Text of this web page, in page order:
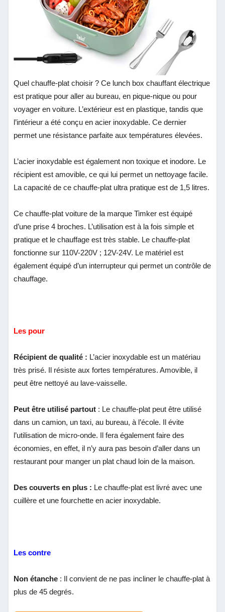
Quel chauffe-plat choisir ? Ce lunch box chauffant électrique
est pratique pour aller au bureau, en pique-nique ou pour
voyager en voiture. L’extérieur est en plastique, tandis que
l’intérieur a été conçu en acier inoxydable. Ce dernier
permet une résistance parfaite aux températures élevées.
L’acier inoxydable est également non toxique et inodore. Le
récipient est amovible, ce qui lui permet un nettoyage facile.
La capacité de ce chauffe-plat ultra pratique est de 1,5 litres.
Ce chauffe-plat voiture de la marque Timker est équipé
d’une prise 4 broches. L’utilisation est à la fois simple et
pratique et le chauffage est très stable. Le chauffe-plat
fonctionne sur 110V-220V ; 12V-24V. Le matériel est
également équipé d’un interrupteur qui permet un contrôle de
chauffage.
Les pour
Récipient de qualité : L’acier inoxydable est un matériau
très prisé. Il résiste aux fortes températures. Amovible, il
peut être nettoyé au lave-vaisselle.
Peut être utilisé partout : Le chauffe-plat peut être utilisé
dans un camion, un taxi, au bureau, à l’école. Il évite
l’utilisation de micro-onde. Il fera également faire des
économies, en effet, il n’y aura pas besoin d’aller dans un
restaurant pour manger un plat chaud loin de la maison.
Des couverts en plus : Le chauffe-plat est livré avec une
cuillère et une fourchette en acier inoxydable.
Les contre
Non étanche : Il convient de ne pas incliner le chauffe-plat à
plus de 45 degrés.